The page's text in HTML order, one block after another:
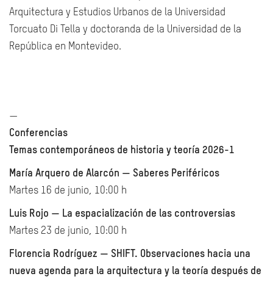
Arquitectura y Estudios Urbanos de la Universidad
Torcuato Di Tella y doctoranda de la Universidad de la
República en Montevideo.
—
Conferencias
Temas contemporáneos de historia y teoría 2026-1
María Arquero de Alarcón — Saberes Periféricos
Martes 16 de junio, 10:00 h
Luis Rojo — La espacialización de las controversias
Martes 23 de junio, 10:00 h
Florencia Rodríguez — SHIFT. Observaciones hacia una
nueva agenda para la arquitectura y la teoría después de